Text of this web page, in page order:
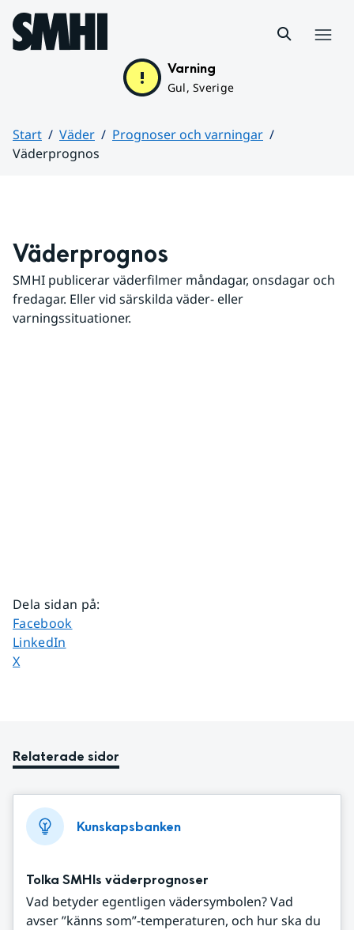
Hoppa till sidans innehåll
Varning
Gul, Sverige
Start Väder
Prognoser och varningar
Väderprognos
Väderprognos
SMHI publicerar väderfilmer måndagar, onsdagar och
fredagar. Eller vid särskilda väder- eller
varningssituationer.
Dela sidan på:
Dela sidan på
Facebook
Dela sidan på
LinkedIn
Dela sidan på
X
Relaterade sidor
Kunskapsbanken
Tolka SMHIs väderprognoser
Vad betyder egentligen vädersymbolen? Vad
avser ”känns som”-temperaturen, och hur ska du